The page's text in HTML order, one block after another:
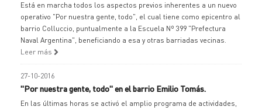
Está en marcha todos los aspectos previos inherentes a un nuevo
operativo "Por nuestra gente, todo", el cual tiene como epicentro al
barrio Colluccio, puntualmente a la Escuela Nº 399 "Prefectura
Naval Argentina", beneficiando a esa y otras barriadas vecinas.
Leer más
27-10-2016
"Por nuestra gente, todo" en el barrio Emilio Tomás.
En las últimas horas se activó el amplio programa de actividades,